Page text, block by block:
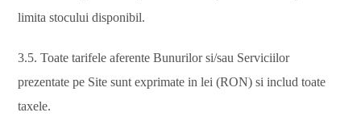
limita stocului disponibil.
3.5. Toate tarifele aferente Bunurilor si/sau Serviciilor
prezentate pe Site sunt exprimate in lei (RON) si includ toate
taxele.